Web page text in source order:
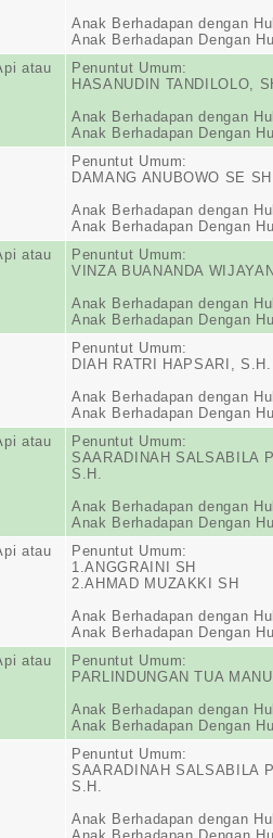
Anak Berhadapan dengan
Anak Berhadapan Dengan
atau
Penuntut Umum:
HASANUDIN TANDILOLO,
Anak Berhadapan dengan
Anak Berhadapan Dengan
Penuntut Umum:
DAMANG ANUBOWO SE SH
Anak Berhadapan dengan
Anak Berhadapan Dengan
atau
Penuntut Umum:
VINZA BUANANDA
Anak Berhadapan dengan
Anak Berhadapan Dengan
Penuntut Umum:
DIAH RATRI HAPSARI,
Anak Berhadapan dengan
Anak Berhadapan Dengan
atau
Penuntut Umum:
SAARADINAH SALSABILA
S.H.
Anak Berhadapan dengan
Anak Berhadapan Dengan
atau
Penuntut Umum:
1.ANGGRAINI SH
2.AHMAD MUZAKKI SH
Anak Berhadapan dengan
Anak Berhadapan Dengan
atau
Penuntut Umum:
PARLINDUNGAN TUA
Anak Berhadapan dengan
Anak Berhadapan Dengan
Penuntut Umum:
SAARADINAH SALSABILA
S.H.
Anak Berhadapan dengan